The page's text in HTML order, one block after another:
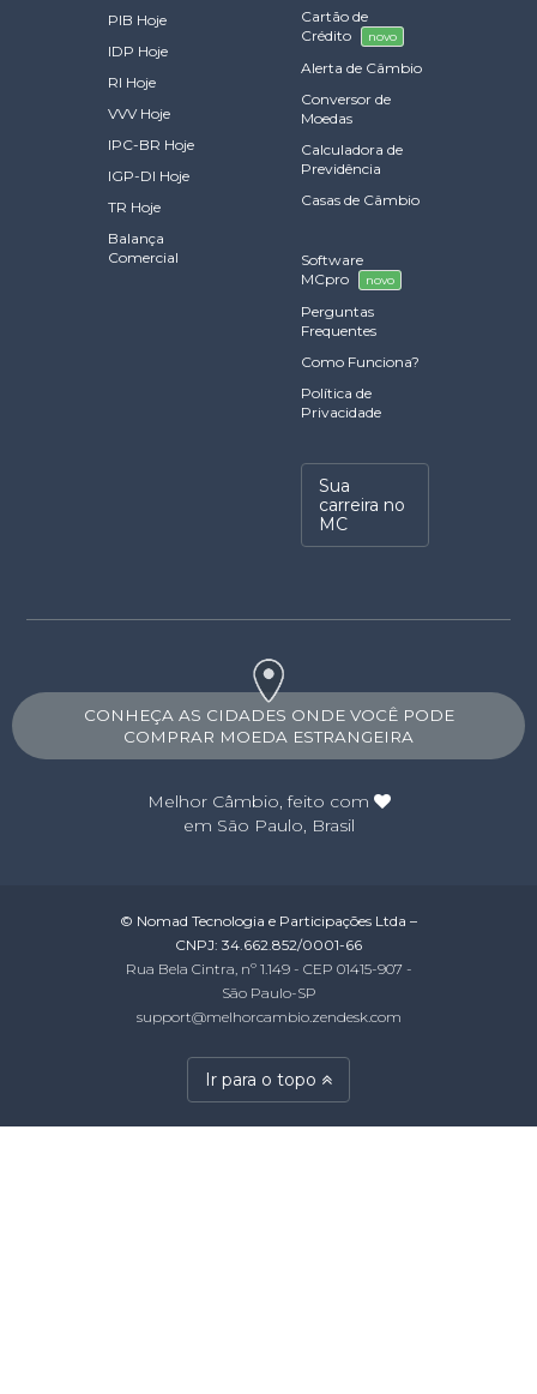
PIB Hoje
IDP Hoje
RI Hoje
VVV Hoje
IPC-BR Hoje
IGP-DI Hoje
TR Hoje
Balança
Comercial
Cartão de
Crédito
novo
Alerta de Câmbio
Conversor de
Moedas
Calculadora de
Previdência
Casas de Câmbio
Software
MCpro
novo
Perguntas
Frequentes
Como Funciona?
Política de
Privacidade
Sua
carreira no
MC
CONHEÇA AS CIDADES ONDE VOCÊ PODE
COMPRAR MOEDA ESTRANGEIRA
Melhor Câmbio, feito com
em São Paulo, Brasil
© Nomad Tecnologia e Participações Ltda –
CNPJ: 34.662.852/0001-66
Rua Bela Cintra, nº 1.149 - CEP 01415-907 -
São Paulo-SP
support@melhorcambio.zendesk.com
Ir para o topo